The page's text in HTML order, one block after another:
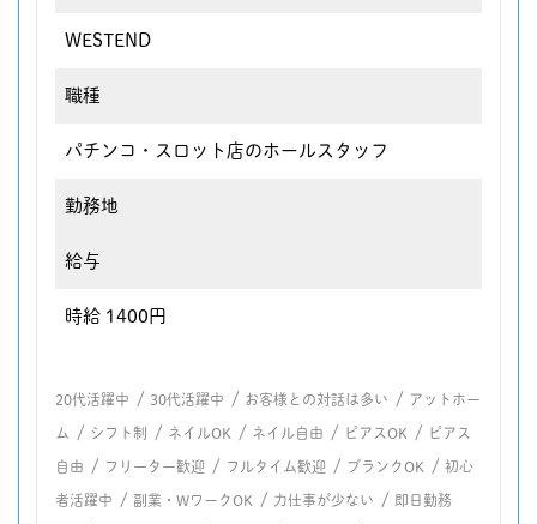
WESTEND
職種
パチンコ・スロット店のホールスタッフ
勤務地
給与
時給 1400円
20代活躍中 / 30代活躍中 / お客様との対話は多い / アットホー
ム / シフト制 / ネイルOK / ネイル自由 / ピアスOK / ピアス
自由 / フリーター歓迎 / フルタイム歓迎 / ブランクOK / 初心
者活躍中 / 副業・WワークOK / 力仕事が少ない / 即日勤務